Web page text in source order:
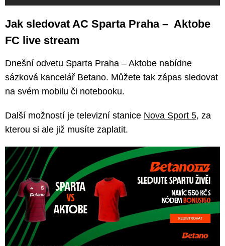
Jak sledovat AC Sparta Praha – Aktobe
FC live stream
Dnešní odvetu Sparta Praha – Aktobe nabídne
sázková kancelář Betano. Můžete tak zápas sledovat
na svém mobilu či notebooku.
Další možností je televizní stanice Nova Sport 5, za
kterou si ale již musíte zaplatit.